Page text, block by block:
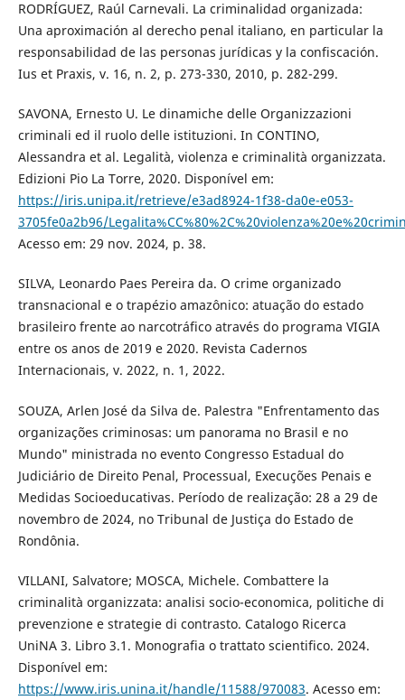
RODRÍGUEZ, Raúl Carnevali. La criminalidad organizada:
Una aproximación al derecho penal italiano, en particular la
responsabilidad de las personas jurídicas y la confiscación.
Ius et Praxis, v. 16, n. 2, p. 273-330, 2010, p. 282-299.
SAVONA, Ernesto U. Le dinamiche delle Organizzazioni
criminali ed il ruolo delle istituzioni. In CONTINO,
Alessandra et al. Legalità, violenza e criminalità organizzata.
Edizioni Pio La Torre, 2020. Disponível em:
https://iris.unipa.it/retrieve/e3ad8924-1f38-da0e-e053-
3705fe0a2b96/
Acesso em: 29 nov. 2024, p. 38.
SILVA, Leonardo Paes Pereira da. O crime organizado
transnacional e o trapézio amazônico: atuação do estado
brasileiro frente ao narcotráfico através do programa VIGIA
entre os anos de 2019 e 2020. Revista Cadernos
Internacionais, v. 2022, n. 1, 2022.
SOUZA, Arlen José da Silva de. Palestra "Enfrentamento das
organizações criminosas: um panorama no Brasil e no
Mundo" ministrada no evento Congresso Estadual do
Judiciário de Direito Penal, Processual, Execuções Penais e
Medidas Socioeducativas. Período de realização: 28 a 29 de
novembro de 2024, no Tribunal de Justiça do Estado de
Rondônia.
VILLANI, Salvatore; MOSCA, Michele. Combattere la
criminalità organizzata: analisi socio-economica, politiche di
prevenzione e strategie di contrasto. Catalogo Ricerca
UniNA 3. Libro 3.1. Monografia o trattato scientifico. 2024.
Disponível em:
https://www.iris.unina.it/handle/11588/970083. Acesso em: